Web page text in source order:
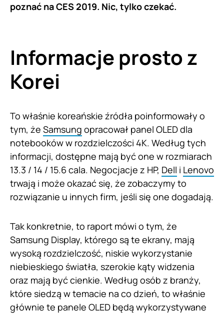
poznać na CES 2019. Nic, tylko czekać.
Informacje prosto z
Korei
To właśnie koreańskie źródła poinformowały o
tym, że Samsung opracował panel OLED dla
notebooków w rozdzielczości 4K. Według tych
informacji, dostępne mają być one w rozmiarach
13.3 / 14 / 15.6 cala. Negocjacje z HP, Dell i Lenovo
trwają i może okazać się, że zobaczymy to
rozwiązanie u innych firm, jeśli się one dogadają.
Tak konkretnie, to raport mówi o tym, że
Samsung Display, którego są te ekrany, mają
wysoką rozdzielczość, niskie wykorzystanie
niebieskiego światła, szerokie kąty widzenia
oraz mają być cienkie. Według osób z branży,
które siedzą w temacie na co dzień, to właśnie
głównie te panele OLED będą wykorzystywane